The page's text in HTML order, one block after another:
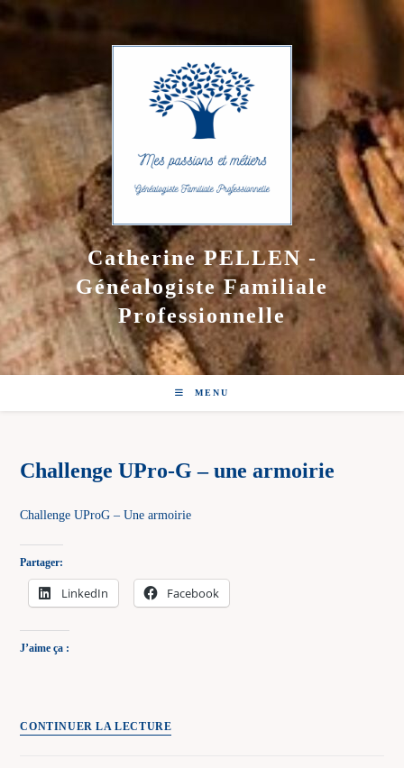
Catherine PELLEN -
Généalogiste Familiale
Professionnelle
MENU
Challenge UPro-G – une armoirie
Challenge UProG – Une armoirie
Partager:
LinkedIn Facebook
J’aime ça :
CONTINUER LA LECTUREChallenge